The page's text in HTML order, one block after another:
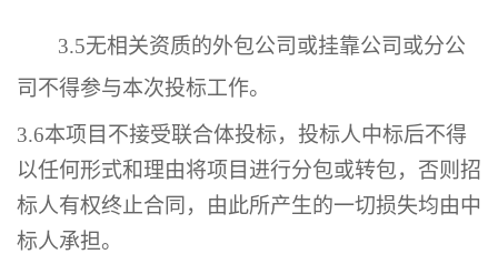
3.5无相关资质的外包公司或挂靠公司或分公
司不得参与本次投标工作。
3.6本项目不接受联合体投标，投标人中标后不得
以任何形式和理由将项目进行分包或转包，否则招
标人有权终止合同，由此所产生的一切损失均由中
标人承担。